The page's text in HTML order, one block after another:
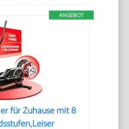
ANGEBOT
für Zuhause mit 8